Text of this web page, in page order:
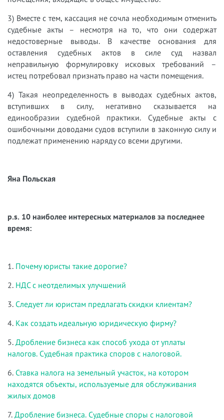
3) Вместе с тем, кассация не сочла необходимым отменить
судебные акты – несмотря на то, что они содержат
недостоверные выводы. В качестве основания для
оставления судебных актов в силе суд назвал
неправильную формулировку исковых требований –
истец потребовал признать право на части помещения.
4) Такая неопределенность в выводах судебных актов,
вступивших в силу, негативно сказывается на
единообразии судебной практики. Судебные акты с
ошибочными доводами судов вступили в законную силу и
подлежат применению наряду со всеми другими.
Яна Польская
p.s. 10 наиболее интересных материалов за последнее
время:
1. Почему юристы такие дорогие?
2. НДС с неотделимых улучшений
3. Следует ли юристам предлагать скидки клиентам?
4. Как создать идеальную юридическую фирму?
5. Дробление бизнеса как способ ухода от уплаты
налогов. Судебная практика споров с налоговой.
6. Ставка налога на земельный участок, на котором
находятся объекты, используемые для обслуживания
жилых домов
7. Дробление бизнеса. Судебные споры с налоговой